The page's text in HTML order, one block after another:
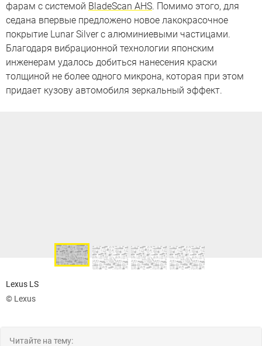
фарам с системой BladeScan AHS. Помимо этого, для
седана впервые предложено новое лакокрасочное
покрытие Lunar Silver с алюминиевыми частицами.
Благодаря вибрационной технологии японским
инженерам удалось добиться нанесения краски
толщиной не более одного микрона, которая при этом
придает кузову автомобиля зеркальный эффект.
Lexus LS
© Lexus
Читайте на тему: